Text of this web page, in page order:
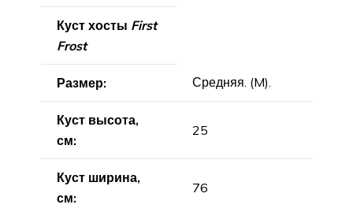
Куст хосты First
Frost
Размер: Средняя. (M).
Куст высота,
см:
25
Куст ширина,
см:
76